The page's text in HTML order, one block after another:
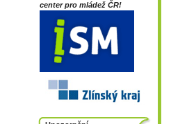
center pro mládež ČR!